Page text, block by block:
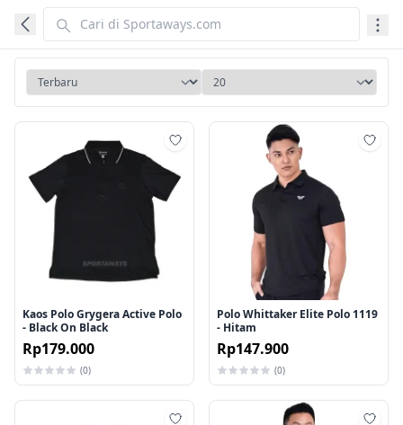
Tambah ke wishlist
Kaos Polo Grygera Active Polo
- Black On Black
Rp179.000
(0)
Polo Whittaker Elite Polo 1119
- Hitam
Rp147.900
(0)